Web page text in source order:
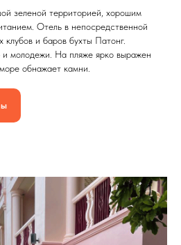
зеленой территорией, хорошим
Отель в непосредственной
клубов и баров бухты Патонг.
молодежи. На пляже ярко выражен
обнажает камни.